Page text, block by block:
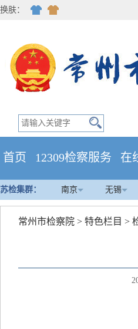
换肤：
首页 12309检察服务 在
苏检集群： 南京 无锡
常州市检察院 > 特色栏目 >